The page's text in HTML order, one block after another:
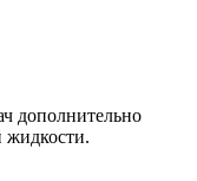
дополнительно
жидкости.